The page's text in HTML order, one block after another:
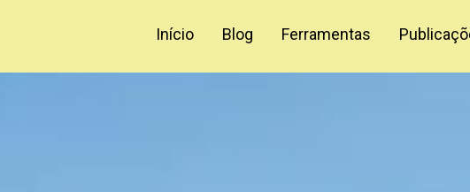
Início Blog Ferramentas